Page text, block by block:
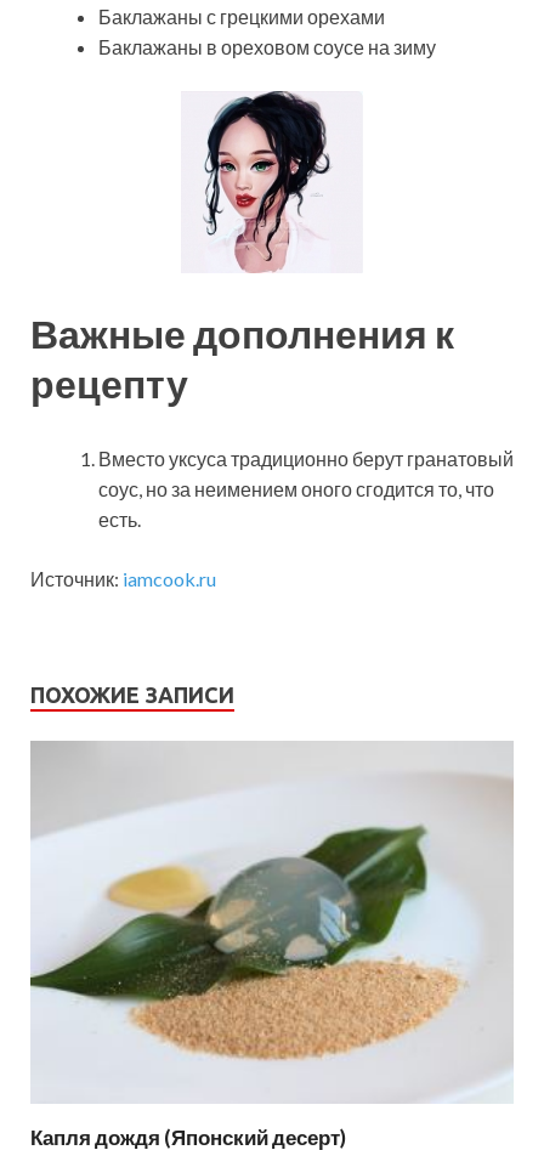
Баклажаны с грецкими орехами
Баклажаны в ореховом соусе на зиму
Важные дополнения к
рецепту
Вместо уксуса традиционно берут гранатовый
соус, но за неимением оного сгодится то, что
есть.
Источник: iamcook.ru
ПОХОЖИЕ ЗАПИСИ
Капля дождя (Японский десерт)